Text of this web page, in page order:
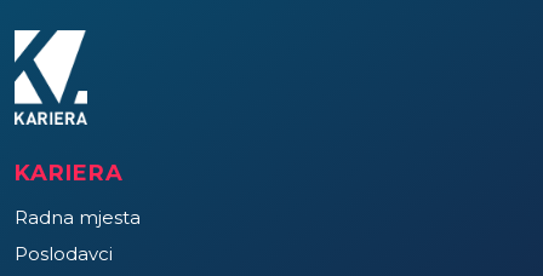
KARIERA
Radna mjesta
Poslodavci